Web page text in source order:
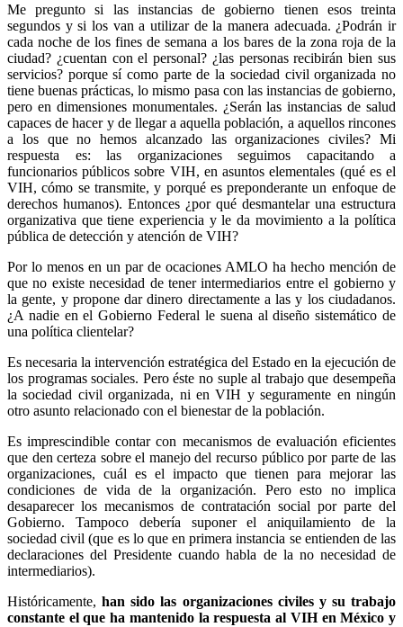
Me pregunto si las instancias de gobierno tienen esos treinta
segundos y si los van a utilizar de la manera adecuada. ¿Podrán ir
cada noche de los fines de semana a los bares de la zona roja de la
ciudad? ¿cuentan con el personal? ¿las personas recibirán bien sus
servicios? porque sí como parte de la sociedad civil organizada no
tiene buenas prácticas, lo mismo pasa con las instancias de gobierno,
pero en dimensiones monumentales. ¿Serán las instancias de salud
capaces de hacer y de llegar a aquella población, a aquellos rincones
a los que no hemos alcanzado las organizaciones civiles? Mi
respuesta es: las organizaciones seguimos capacitando a
funcionarios públicos sobre VIH, en asuntos elementales (qué es el
VIH, cómo se transmite, y porqué es preponderante un enfoque de
derechos humanos). Entonces ¿por qué desmantelar una estructura
organizativa que tiene experiencia y le da movimiento a la política
pública de detección y atención de VIH?
Por lo menos en un par de ocaciones AMLO ha hecho mención de
que no existe necesidad de tener intermediarios entre el gobierno y
la gente, y propone dar dinero directamente a las y los ciudadanos.
¿A nadie en el Gobierno Federal le suena al diseño sistemático de
una política clientelar?
Es necesaria la intervención estratégica del Estado en la ejecución de
los programas sociales. Pero éste no suple al trabajo que desempeña
la sociedad civil organizada, ni en VIH y seguramente en ningún
otro asunto relacionado con el bienestar de la población.
Es imprescindible contar con mecanismos de evaluación eficientes
que den certeza sobre el manejo del recurso público por parte de las
organizaciones, cuál es el impacto que tienen para mejorar las
condiciones de vida de la organización. Pero esto no implica
desaparecer los mecanismos de contratación social por parte del
Gobierno. Tampoco debería suponer el aniquilamiento de la
sociedad civil (que es lo que en primera instancia se entienden de las
declaraciones del Presidente cuando habla de la no necesidad de
intermediarios).
Históricamente,han sido las organizaciones civiles y su trabajo
constante el que ha mantenido la respuesta al VIH en México y